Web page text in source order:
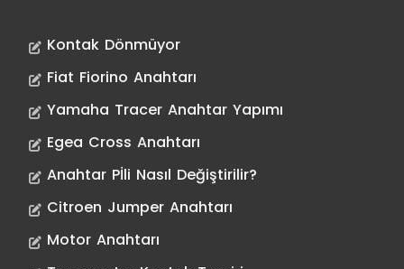
Kontak Dönmüyor
Fiat Fiorino Anahtarı
Yamaha Tracer Anahtar Yapımı
Egea Cross Anahtarı
Anahtar Pİli Nasıl Değiştirilir?
Citroen Jumper Anahtarı
Motor Anahtarı